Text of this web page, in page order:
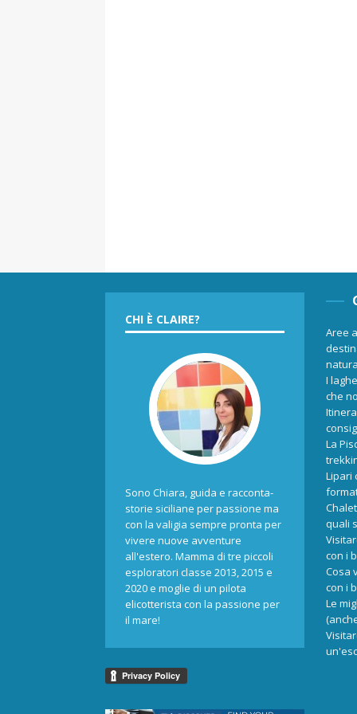
CHI È CLAIRE?
Sono Chiara, guida e racconta-
storie siciliane per passione ma
con la valigia sempre pronta per
vivere nuove avventure
all'estero. Mamma di tre piccoli
esploratori classe 2013, 2015 e
2020 e moglie di un pilota
elicotterista con la passione per
il mare!
Aree
natura
I
che
La
Lipari
quali
con i
Cosa
con i
Le